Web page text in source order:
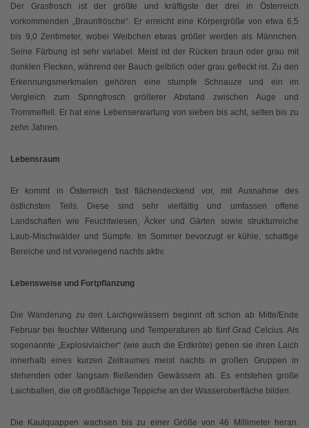
Der Grasfrosch ist der größte und kräftigste der drei in Österreich
vorkommenden „Braunfrösche“. Er erreicht eine Körpergröße von etwa 6,5
bis 9,0 Zentimeter, wobei Weibchen etwas größer werden als Männchen.
Seine Färbung ist sehr variabel. Meist ist der Rücken braun oder grau mit
dunklen Flecken, während der Bauch gelblich oder grau gefleckt ist. Zu den
Erkennungsmerkmalen gehören eine stumpfe Schnauze und ein im
Vergleich zum Springfrosch größerer Abstand zwischen Auge und
Trommelfell. Er hat eine Lebenserwartung von sieben bis acht, selten bis zu
zehn Jahren.
Lebensraum
Er kommt in Österreich fast flächendeckend vor, mit Ausnahme des
östlichsten Teils. Diese sind sehr vielfältig und umfassen offene
Landschaften wie Feuchtwiesen, Äcker und Gärten sowie strukturreiche
Laub-Mischwälder und Sümpfe. Im Sommer bevorzugt er kühle, schattige
Bereiche und ist vorwiegend nachts aktiv.
Lebensweise und Fortpflanzung
Die Wanderung zu den Laichgewässern beginnt oft schon ab Mitte/Ende
Februar bei feuchter Witterung und Temperaturen ab fünf Grad Celcius. Als
sogenannte „Explosivlaicher“ (wie auch die Erdkröte) geben sie ihren Laich
innerhalb eines kurzen Zeitraumes meist nachts in großen Gruppen in
stehenden oder langsam fließenden Gewässern ab. Es entstehen große
Laichballen, die oft großflächige Teppiche an der Wasseroberfläche bilden.
Die Kaulquappen wachsen bis zu einer Größe von 46 Millimeter heran.